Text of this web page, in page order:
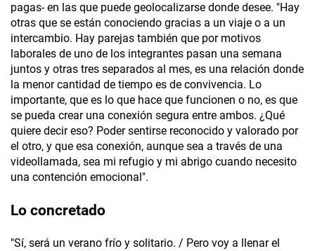
pagas- en las que puede geolocalizarse donde desee. "Hay
otras que se están conociendo gracias a un viaje o a un
intercambio. Hay parejas también que por motivos
laborales de uno de los integrantes pasan una semana
juntos y otras tres separados al mes, es una relación donde
la menor cantidad de tiempo es de convivencia. Lo
importante, que es lo que hace que funcionen o no, es que
se pueda crear una conexión segura entre ambos. ¿Qué
quiere decir eso? Poder sentirse reconocido y valorado por
el otro, y que esa conexión, aunque sea a través de una
videollamada, sea mi refugio y mi abrigo cuando necesito
una contención emocional".
Lo concretado
"Sí, será un verano frío y solitario. / Pero voy a llenar el